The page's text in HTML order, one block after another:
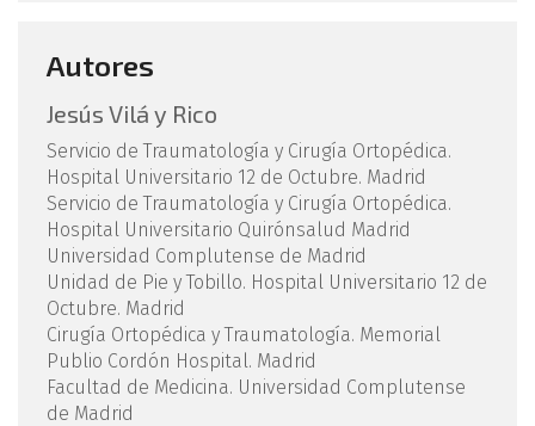
Autores
Jesús Vilá y Rico
Servicio de Traumatología y Cirugía Ortopédica.
Hospital Universitario 12 de Octubre. Madrid
Servicio de Traumatología y Cirugía Ortopédica.
Hospital Universitario Quirónsalud Madrid
Universidad Complutense de Madrid
Unidad de Pie y Tobillo. Hospital Universitario 12 de
Octubre. Madrid
Cirugía Ortopédica y Traumatología. Memorial
Publio Cordón Hospital. Madrid
Facultad de Medicina. Universidad Complutense
de Madrid